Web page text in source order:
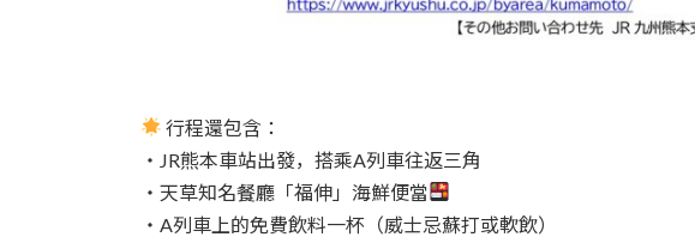
行程還包含：
・JR熊本車站出發，搭乘A列車往返三角
・天草知名餐廳「福伸」海鮮便當
・A列車上的免費飲料一杯（威士忌蘇打或軟飲）